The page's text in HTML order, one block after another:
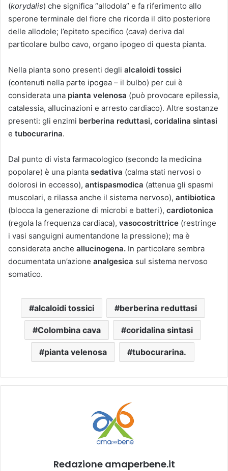
(korydalis) che significa “allodola” e fa riferimento allo
sperone terminale del fiore che ricorda il dito posteriore
delle allodole; l’epiteto specifico (cava) deriva dal
particolare bulbo cavo, organo ipogeo di questa pianta.
Nella pianta sono presenti degli alcaloidi tossici
(contenuti nella parte ipogea – il bulbo) per cui è
considerata una pianta velenosa (può provocare epilessia,
catalessia, allucinazioni e arresto cardiaco). Altre sostanze
presenti: gli enzimi berberina reduttasi, coridalina sintasi
e tubocurarina.
Dal punto di vista farmacologico (secondo la medicina
popolare) è una pianta sedativa (calma stati nervosi o
dolorosi in eccesso), antispasmodica (attenua gli spasmi
muscolari, e rilassa anche il sistema nervoso), antibiotica
(blocca la generazione di microbi e batteri), cardiotonica
(regola la frequenza cardiaca), vasocostrittrice (restringe
i vasi sanguigni aumentandone la pressione); ma è
considerata anche allucinogena. In particolare sembra
documentata un’azione analgesica sul sistema nervoso
somatico.
alcaloidi tossici berberina reduttasi
Colombina cava coridalina sintasi
pianta velenosa tubocurarina.
Redazione amaperbene.it